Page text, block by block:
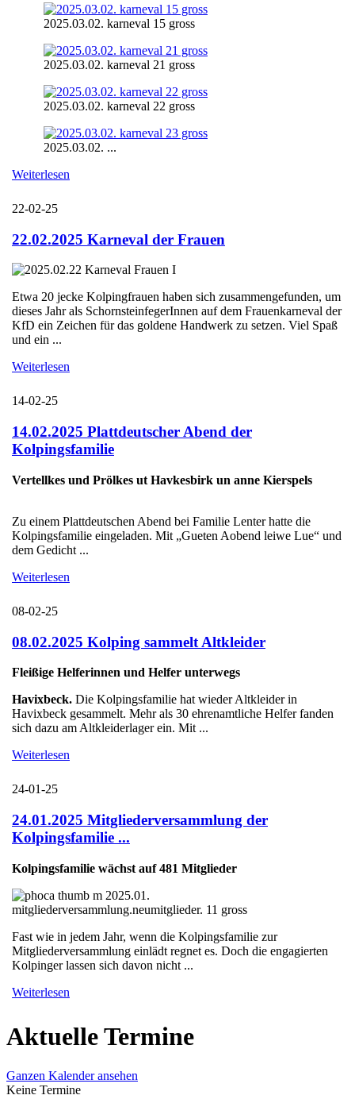
2025.03.02. karneval 15 gross
2025.03.02. karneval 21 gross
2025.03.02. karneval 22 gross
2025.03.02. ...
Weiterlesen
22-02-25
22.02.2025 Karneval der Frauen
Etwa 20 jecke Kolpingfrauen haben sich zusammengefunden, um
dieses Jahr als SchornsteinfegerInnen auf dem Frauenkarneval der
KfD ein Zeichen für das goldene Handwerk zu setzen. Viel Spaß
und ein ...
Weiterlesen
14-02-25
14.02.2025 Plattdeutscher Abend der
Kolpingsfamilie
Vertellkes und Prölkes ut Havkesbirk un anne Kierspels
Zu einem Plattdeutschen Abend bei Familie Lenter hatte die
Kolpingsfamilie eingeladen. Mit „Gueten Aobend leiwe Lue“ und
dem Gedicht ...
Weiterlesen
08-02-25
08.02.2025 Kolping sammelt Altkleider
Fleißige Helferinnen und Helfer unterwegs
Havixbeck. Die Kolpingsfamilie hat wieder Altkleider in
Havixbeck gesammelt. Mehr als 30 ehrenamtliche Helfer fanden
sich dazu am Altkleiderlager ein. Mit ...
Weiterlesen
24-01-25
24.01.2025 Mitgliederversammlung der
Kolpingsfamilie ...
Kolpingsfamilie wächst auf 481 Mitglieder
Fast wie in jedem Jahr, wenn die Kolpingsfamilie zur
Mitgliederversammlung einlädt regnet es. Doch die engagierten
Kolpinger lassen sich davon nicht ...
Weiterlesen
Aktuelle Termine
Ganzen Kalender ansehen
Keine Termine